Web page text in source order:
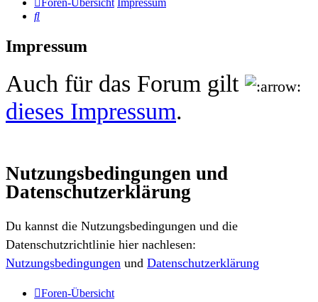
Foren-Übersicht Impressum
Suche
Impressum
Auch für das Forum gilt
dieses Impressum.
Nutzungsbedingungen und
Datenschutzerklärung
Du kannst die Nutzungsbedingungen und die
Datenschutzrichtlinie hier nachlesen:
Nutzungsbedingungen und Datenschutzerklärung
Foren-Übersicht